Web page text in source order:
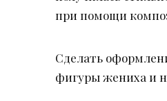
при помощи
Сделать
фигуры жениха и